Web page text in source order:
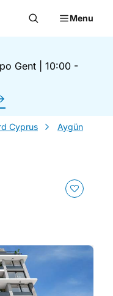
Menu
Gent
10:00 -
Cyprus
Aygün